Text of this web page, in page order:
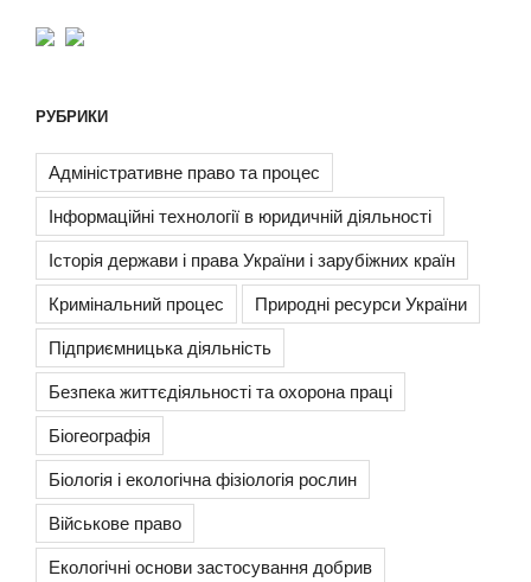
РУБРИКИ
Адміністративне право та процес
Інформаційні технології в юридичній діяльності
Історія держави і права України і зарубіжних країн
Кримінальний процес
Природні ресурси України
Підприємницька діяльність
Безпека життєдіяльності та охорона праці
Біогеографія
Біологія і екологічна фізіологія рослин
Військове право
Екологічні основи застосування добрив